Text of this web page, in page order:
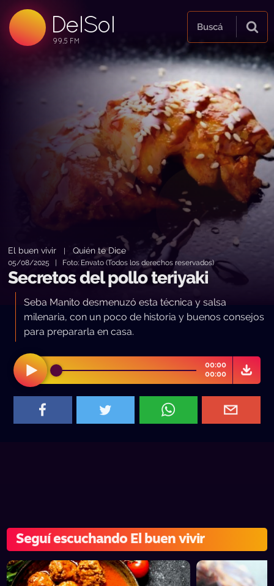
DelSol
99.5 FM
99.5 FM
99.5 FM
Buscá
El buen vivir |Quién te Dice
05/08/2025 | Foto: Envato (Todos los derechos reservados)
Secretos del pollo teriyaki
Seba Manito desmenuzó esta técnica y salsa
milenaria, con un poco de historia y buenos consejos
para prepararla en casa.
00:00
00:00
Seguí escuchando El buen vivir